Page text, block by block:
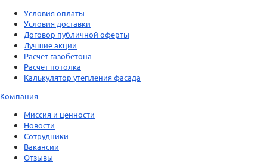
Условия оплаты
Условия доставки
Договор публичной оферты
Лучшие акции
Расчет газобетона
Расчет потолка
Калькулятор утепления фасада
Компания
Миссия и ценности
Новости
Сотрудники
Вакансии
Отзывы